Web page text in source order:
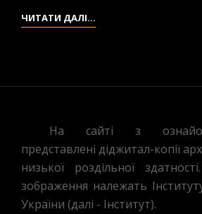
ЧИТАТИ ДАЛІ…
НІДЕРЛЕ
У
ДОІСТОРИЧНІ
ЧАСИ”
На сайті з
представлені діджитал-копії
низької роздільної
зображення належать
України (далі - Інститут).